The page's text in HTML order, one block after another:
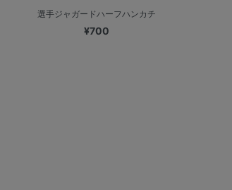
選手ジャガードハーフハンカチ
¥700